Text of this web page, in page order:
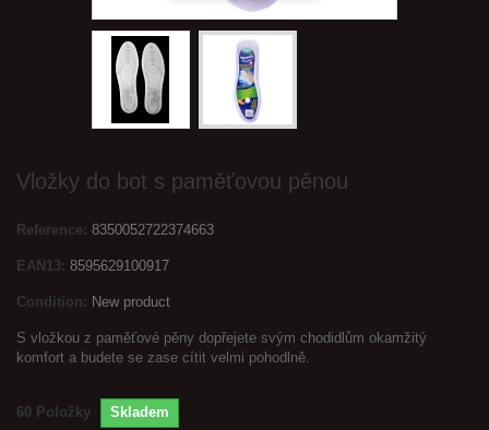
Vložky do bot s paměťovou pěnou
Reference: 8350052722374663
EAN13: 8595629100917
Condition: New product
S vložkou z paměťové pěny dopřejete svým chodidlům okamžitý
komfort a budete se zase cítit velmi pohodlně.
60 Položky Skladem